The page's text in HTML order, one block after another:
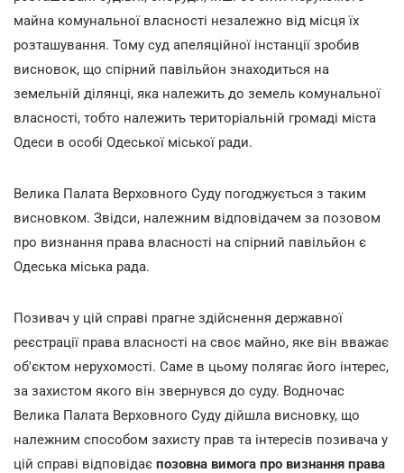
майна комунальної власності незалежно від місця їх
розташування. Тому суд апеляційної інстанції зробив
висновок, що спірний павільйон знаходиться на
земельній ділянці, яка належить до земель комунальної
власності, тобто належить територіальній громаді міста
Одеси в особі Одеської міської ради.
Велика Палата Верховного Суду погоджується з таким
висновком. Звідси, належним відповідачем за позовом
про визнання права власності на спірний павільйон є
Одеська міська рада.
Позивач у цій справі прагне здійснення державної
реєстрації права власності на своє майно, яке він вважає
об'єктом нерухомості. Саме в цьому полягає його інтерес,
за захистом якого він звернувся до суду. Водночас
Велика Палата Верховного Суду дійшла висновку, що
належним способом захисту прав та інтересів позивача у
цій справі відповідає позовна вимога про визнання права